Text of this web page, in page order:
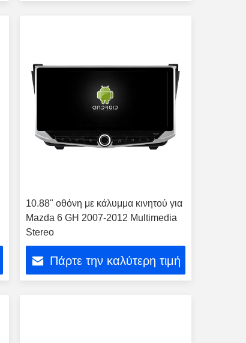
10.88" οθόνη με κάλυμμα κινητού για
Mazda 6 GH 2007-2012 Multimedia
Stereo
Πάρτε την καλύτερη τιμή